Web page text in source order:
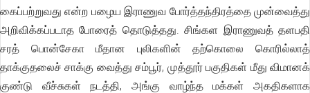
கைப்பற்றுவது என்ற பழைய இராணுவ போர்த்தந்திரத்தை முன்வைத்து
அறிவிக்கப்படாத போரைத் தொடுத்தது. சிங்கள இராணுவத் தளபதி
சரத் பொன்சேகா மீதான புலிகளின் தற்கொலை கொரில்லாத்
தாக்குதலைச் சாக்கு வைத்து சம்பூர், முத்தூர் பகுதிகள் மீது விமானக்
குண்டு வீச்சுகள் நடத்தி, அங்கு வாழ்ந்த மக்கள் அகதிகளாக